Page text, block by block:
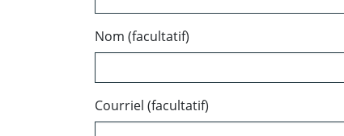
Nom (facultatif)
Courriel (facultatif)